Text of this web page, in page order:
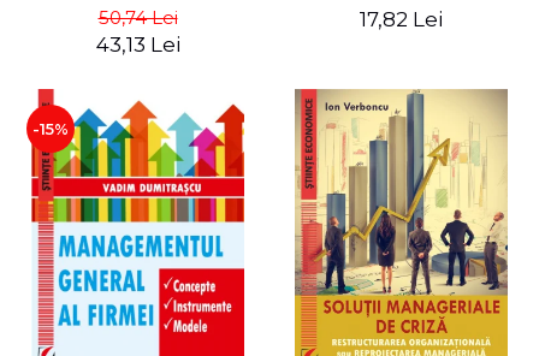
50,74 Lei
43,13 Lei
17,82 Lei
-15%